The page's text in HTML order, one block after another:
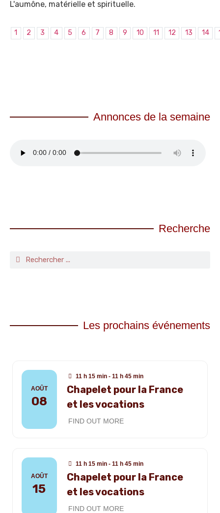
L'aumône, matérielle et spirituelle.
1 2 3 4 5 6 7 8 9 10 11 12 13 14
Annonces de la semaine
Recherche
Les prochains événements
AOÛT
08
11 h 15 min - 11 h 45 min
Chapelet pour la France
et les vocations
FIND OUT MORE
AOÛT
15
11 h 15 min - 11 h 45 min
Chapelet pour la France
et les vocations
FIND OUT MORE